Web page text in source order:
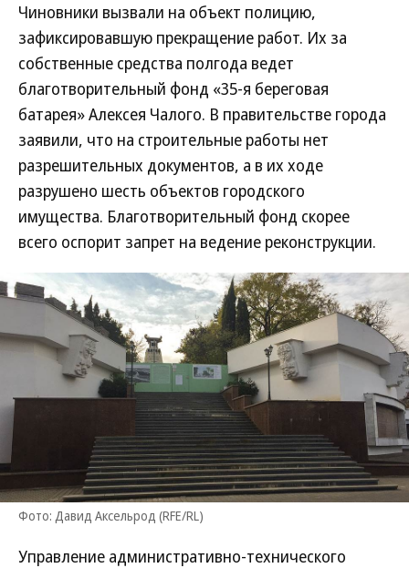
Чиновники вызвали на объект полицию,
зафиксировавшую прекращение работ. Их за
собственные средства полгода ведет
благотворительный фонд «35-я береговая
батарея» Алексея Чалого. В правительстве города
заявили, что на строительные работы нет
разрешительных документов, а в их ходе
разрушено шесть объектов городского
имущества. Благотворительный фонд скорее
всего оспорит запрет на ведение реконструкции.
Фото: Давид Аксельрод (RFE/RL)
Управление административно-технического